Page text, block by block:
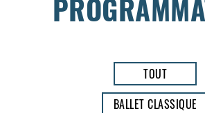
TOUT
BALLET CLASSIQUE